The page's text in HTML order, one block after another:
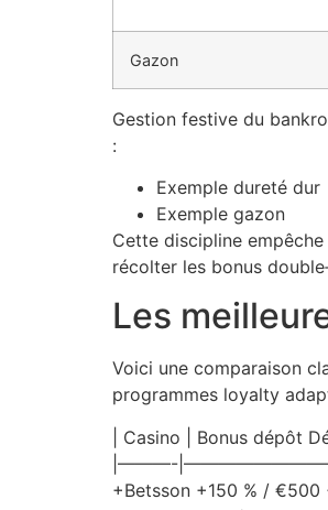
Gazon
Gestion festive du
:
Exemple dureté
Exemple gazon →
Cette discipline
récolter les bonus
Les
Voici une comparaison
programmes loyalty
| Casino | Bonus dépôt
|———-
+Betsson +150 % /